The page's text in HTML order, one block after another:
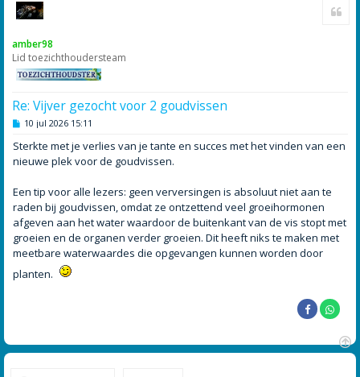
amber98
Lid toezichthoudersteam
Re: Vijver gezocht voor 2 goudvissen
B
r
i
c
10 jul 2026 15:11
Sterkte met je verlies van je tante en succes met het vinden van een
nieuwe plek voor de goudvissen.
Een tip voor alle lezers: geen verversingen is absoluut niet aan te
raden bij goudvissen, omdat ze ontzettend veel groeihormonen
afgeven aan het water waardoor de buitenkant van de vis stopt met
groeien en de organen verder groeien. Dit heeft niks te maken met
meetbare waterwaardes die opgevangen kunnen worden door
planten.
O